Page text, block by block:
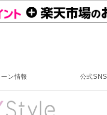
ン情報 公式SNS